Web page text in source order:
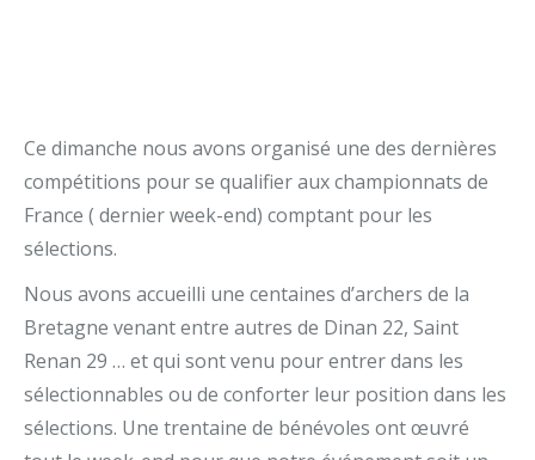
Ce dimanche nous avons organisé une des dernières
compétitions pour se qualifier aux championnats de
France ( dernier week-end) comptant pour les
sélections.
Nous avons accueilli une centaines d’archers de la
Bretagne venant entre autres de Dinan 22, Saint
Renan 29 … et qui sont venu pour entrer dans les
sélectionnables ou de conforter leur position dans les
sélections. Une trentaine de bénévoles ont œuvré